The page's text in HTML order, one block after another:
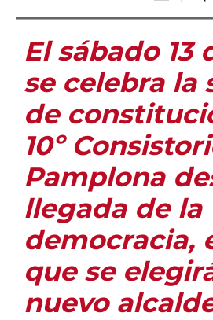
El sábado 13
se celebra la
de
10º
Pamplona
llegada de la
democracia,
que se
nuevo